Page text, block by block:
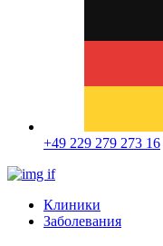
+49 229 279 273 16
Клиники
Заболевания